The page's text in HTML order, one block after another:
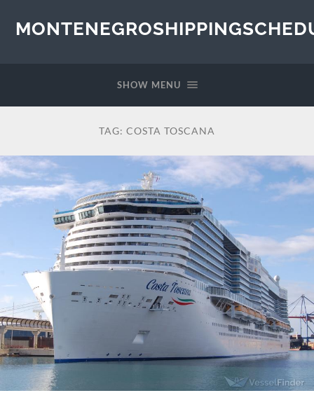
SHOW MENU
TAG: COSTA TOSCANA